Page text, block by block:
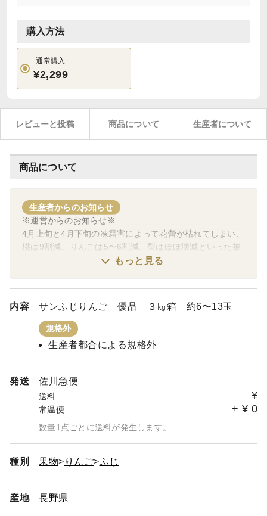
購入方法
通常購入
¥2,299
レビューと投稿 商品について 生産者について
商品について
生産者からのお知らせ
※運営からのお知らせ※
4月上旬と4月下旬の凍霜害によって花蕾が枯れてしまい、
桃は9割減、りんごは5〜6割減、梨はほぼ壊滅といった被
害を受けました(ぶどうはハウス栽培のため、凍霜の対策
出荷は出来ないのではないかと思われるほどです。つきま
しては、皆様にこの事をご周知頂き、お気持ちだけでも構
いませんので、ご理解ご協力の程お願いしたいと考えてお
りますとのことです。
信州安曇野 銀乃果さんを食べて応援！よろしくお願いい
たします。
もっと見る
内容 サンふじりんご 優品 ３㎏箱 約6〜13玉
規格外
生産者都合による規格外
発送 佐川急便
送料 ¥
常温便 + ¥ 0
数量1点ごとに送料が発生します。
種別 果物 りんご ふじ
産地 長野県